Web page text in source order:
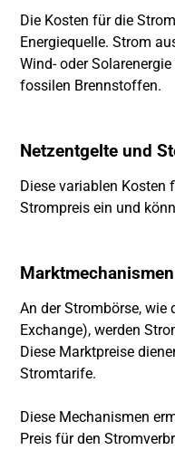
Die Kosten für die
Energiequelle. Strom
Wind- oder
fossilen Brennstoffen.
Netzentgelte und
Diese variablen Kosten
Strompreis ein und
An der Strombörse, wie
Exchange), werden
Diese Marktpreise
Stromtarife.
Diese Mechanismen
Preis für den